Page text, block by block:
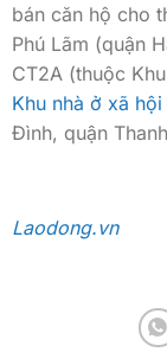
bán căn hộ cho
Phú Lãm (quận
CT2A (thuộc
Khu nhà ở xã
Đình, quận
Laodong.vn